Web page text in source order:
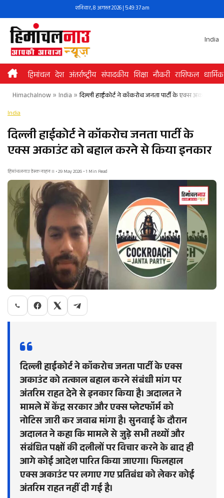
to
content
शनिवार, 8 अगस्त 2026 | 5:49:38 am
India
हिमांचल देश अंतर्राष्ट्रीय संपादकीय शिक्षा नौकरी राशिफल धार्मिक
Himachalnow» India » दिल्ली हाईकोर्ट ने कॉकरोच जनता पार्टी के एक्स अकाउंट
India
दिल्ली हाईकोर्ट ने कॉकरोच जनता पार्टी के
एक्स अकाउंट को बहाल करने से किया इनकार
हिमांचलनाउ डेस्क नाहन II • 29 May 2026 • 1 Min Read
दिल्ली हाईकोर्ट ने कॉकरोच जनता पार्टी के एक्स
अकाउंट को तत्काल बहाल करने संबंधी मांग पर
अंतरिम राहत देने से इनकार किया है। अदालत ने
मामले में केंद्र सरकार और एक्स प्लेटफॉर्म को
नोटिस जारी कर जवाब मांगा है। सुनवाई के दौरान
अदालत ने कहा कि मामले से जुड़े सभी तथ्यों और
संबंधित पक्षों की दलीलों पर विचार करने के बाद ही
आगे कोई आदेश पारित किया जाएगा। फिलहाल
एक्स अकाउंट पर लगाए गए प्रतिबंध को लेकर कोई
अंतरिम राहत नहीं दी गई है।